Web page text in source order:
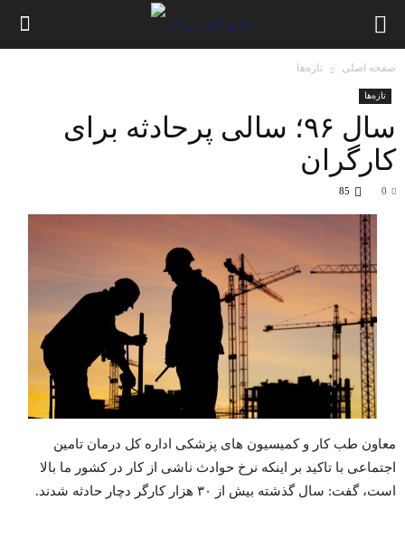
صفحه اصلی تازه‌ها
تازه‌ها
سال ۹۶؛ سالی پرحادثه برای
کارگران
0
85
معاون طب کار و کمیسیون های پزشکی اداره کل درمان تامین
اجتماعی با تاکید بر اینکه نرخ حوادث ناشی از کار در کشور ما بالا
است، گفت: سال گذشته بیش از ۳۰ هزار کارگر دچار حادثه شدند.